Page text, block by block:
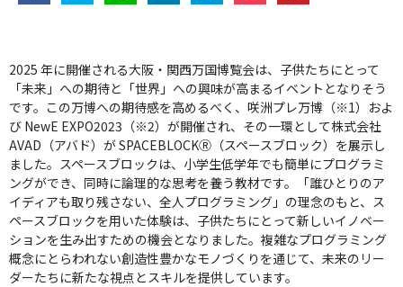
2025 年に開催される大阪・関西万国博覧会は、子供たちにとって
「未来」への期待と「世界」への興味が高まるイベントとなりそう
です。この万博への期待感を高めるべく、咲洲プレ万博（※1）およ
び NewE EXPO2023（※2）が開催され、その一環として株式会社
AVAD（アバド）が SPACEBLOCKⓇ（スペースブロック）を展示し
ました。スペースブロックは、小学生低学年でも簡単にプログラミ
ングができ、同時に論理的な思考を養う教材です。「誰ひとりのア
イディアも取り残さない、全人プログラミング」の理念のもと、ス
ペースブロックを用いた体験は、子供たちにとって新しいイノベー
ションを生み出すための機会となりました。複雑なプログラミング
概念にとらわれない創造性豊かなモノづくりを通じて、未来のリー
ダーたちに新たな視点とスキルを提供しています。